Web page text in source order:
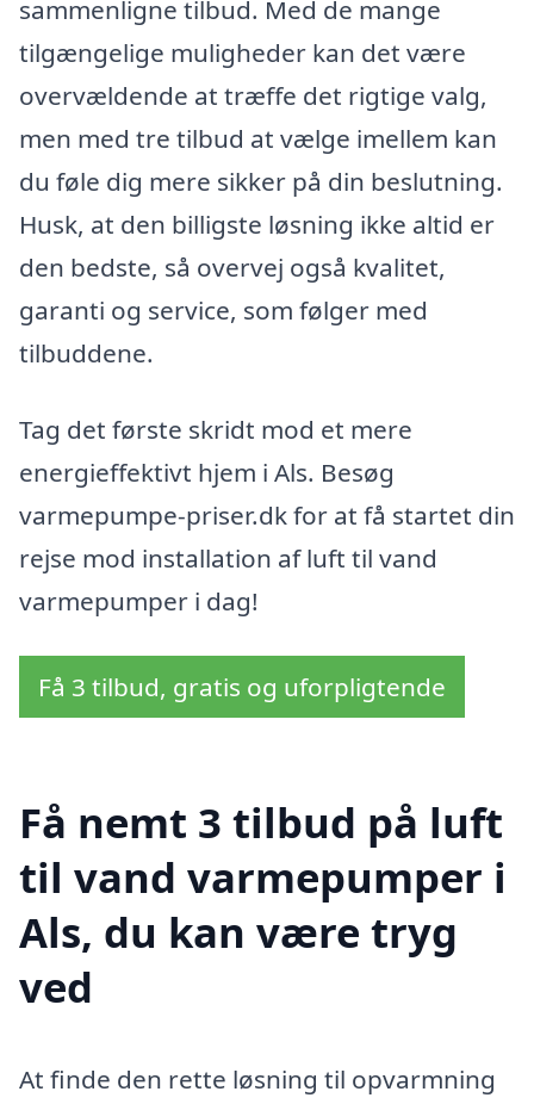
sammenligne tilbud. Med de mange
tilgængelige muligheder kan det være
overvældende at træffe det rigtige valg,
men med tre tilbud at vælge imellem kan
du føle dig mere sikker på din beslutning.
Husk, at den billigste løsning ikke altid er
den bedste, så overvej også kvalitet,
garanti og service, som følger med
tilbuddene.
Tag det første skridt mod et mere
energieffektivt hjem i Als. Besøg
varmepumpe-priser.dk for at få startet din
rejse mod installation af luft til vand
varmepumper i dag!
Få 3 tilbud, gratis og uforpligtende
Få nemt 3 tilbud på luft
til vand varmepumper i
Als, du kan være tryg
ved
At finde den rette løsning til opvarmning